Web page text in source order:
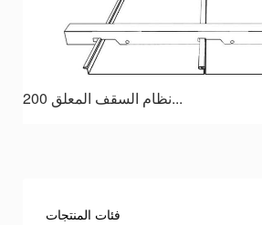
نظام السقف المعلق 200...
فئات المنتجات